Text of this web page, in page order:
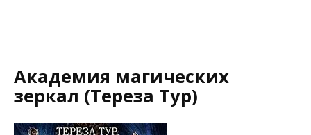
Академия магических
зеркал (Тереза Тур)